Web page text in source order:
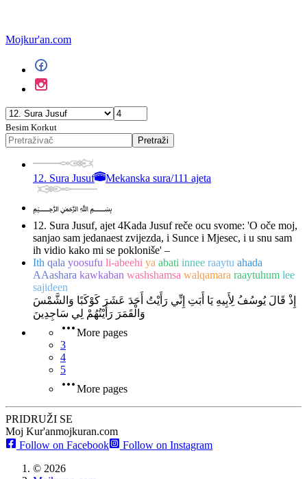
Mojkur'an.com
Besim Korkut
Pretraži
12. Sura Jusuf Mekanska sura/111 ajeta
﷽
12. Sura Jusuf, ajet 4Kada Jusuf reče ocu svome: 'O oče moj,
sanjao sam jedanaest zvijezda, i Sunce i Mjesec, i u snu sam
ih vidio kako mi se pokloniše' –
Ith qala yoosufu li-abeehi ya abati innee raaytu ahada
AAashara kawkaban washshamsa walqamara raaytuhum lee
sajideen
إِذْ قَالَ يُوسُفُ لِأَبِيهِ يَا أَبَتِ إِنِّي رَأَيْتُ أَحَدَ عَشَرَ كَوْكَبًا وَالشَّمْسَ
وَالْقَمَرَ رَأَيْتُهُمْ لِي سَاجِدِينَ
More pages
3
4
5
More pages
PRIDRUŽI SE
Moj Kur'anmojkuran.com
Follow on Facebook
Follow on Instagram
© 2026